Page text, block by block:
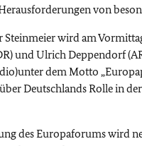
von
Steinmeier wird am
und Ulrich Deppendorf
dem Motto
Deutschlands Rolle in
des Europaforums wird